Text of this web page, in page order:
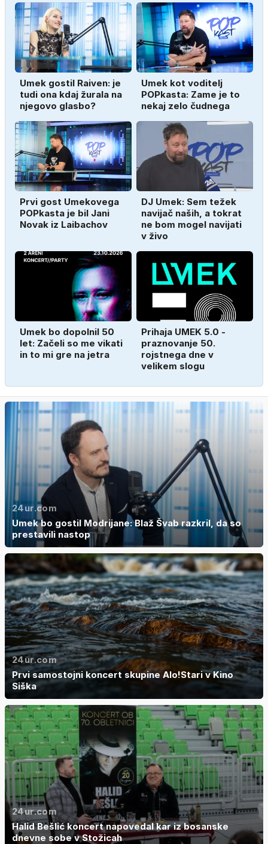
Umek gostil Raiven: je
tudi ona kdaj žurala na
njegovo glasbo?
Umek kot voditelj
POPkasta: Zame je to
nekaj zelo čudnega
Prvi gost Umekovega
POPkasta je bil Jani
Novak iz Laibachov
DJ Umek: Sem težek
navijač naših, a tokrat
ne bom mogel navijati
v živo
Umek bo dopolnil 50
let: Začeli so me vikati
in to mi gre na jetra
Prihaja UMEK 5.0 -
praznovanje 50.
rojstnega dne v
velikem slogu
24ur.com
Umek bo gostil Modrijane: Blaž Švab razkril, da so
prestavili nastop
24ur.com
Prvi samostojni koncert skupine Alo!Stari v Kino
Siška
24ur.com
Halid Bešlić koncert napovedal kar iz bosanske
dnevne sobe v Stožicah